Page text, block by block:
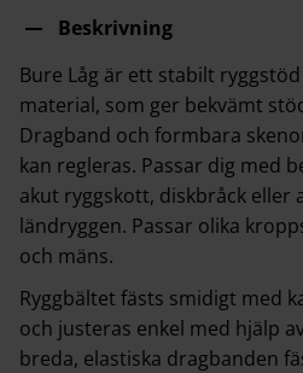
Beskrivning
Bure Låg är ett stabilt
material, som ger bekvämt
Dragband och formbara
kan regleras. Passar dig med
akut ryggskott, diskbråck
ländryggen. Passar olika
och mäns.
Ryggbältet fästs smidigt med
och justeras enkel med hjälp
breda, elastiska dragbanden